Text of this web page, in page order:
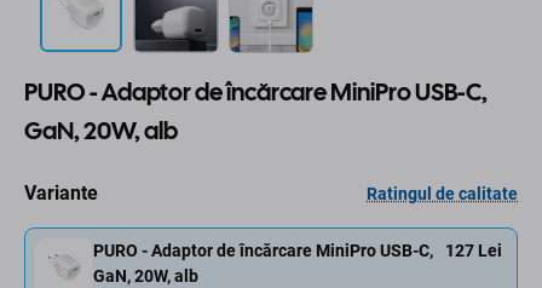
PURO - Adaptor de încărcare MiniPro USB-C,
GaN, 20W, alb
Variante Ratingul de calitate
PURO - Adaptor de încărcare MiniPro USB-C,
GaN, 20W, alb
127 Lei